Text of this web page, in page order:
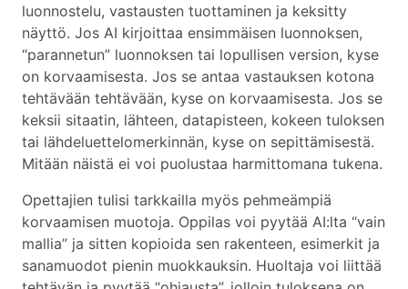
luonnostelu, vastausten tuottaminen ja keksitty
näyttö. Jos AI kirjoittaa ensimmäisen luonnoksen,
“parannetun” luonnoksen tai lopullisen version, kyse
on korvaamisesta. Jos se antaa vastauksen kotona
tehtävään tehtävään, kyse on korvaamisesta. Jos se
keksii sitaatin, lähteen, datapisteen, kokeen tuloksen
tai lähdeluettelomerkinnän, kyse on sepittämisestä.
Mitään näistä ei voi puolustaa harmittomana tukena.
Opettajien tulisi tarkkailla myös pehmeämpiä
korvaamisen muotoja. Oppilas voi pyytää AI:lta “vain
mallia” ja sitten kopioida sen rakenteen, esimerkit ja
sanamuodot pienin muokkauksin. Huoltaja voi liittää